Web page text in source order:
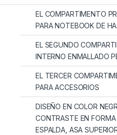
EL COMPARTIMENTO
PARA NOTEBOOK DE
EL SEGUNDO
INTERNO ENMALLADO
EL TERCER
PARA ACCESORIOS
DISEÑO EN COLOR
CONTRASTE EN FORMA
ESPALDA, ASA